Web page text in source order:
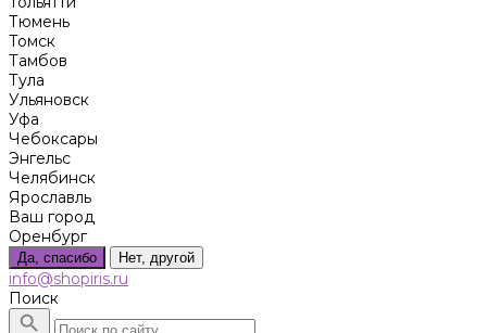
Тюмень
Томск
Тамбов
Тула
Ульяновск
Уфа
Чебоксары
Энгельс
Челябинск
Ярославль
Ваш город
Оренбург
Да, спасибо Нет, другой
info@shopiris.ru
Поиск